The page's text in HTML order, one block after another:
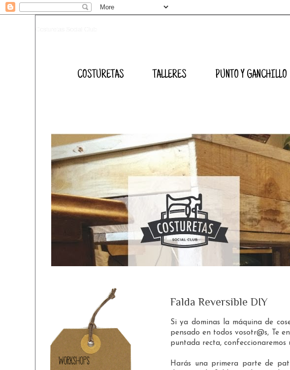
COSTURETAS TALLERES PUNTO Y GANCHILLO
Falda Reversible DIY
Si ya dominas la máquina de
pensado en todos vosotr@s, Te
puntada recta,
Harás una primera parte de